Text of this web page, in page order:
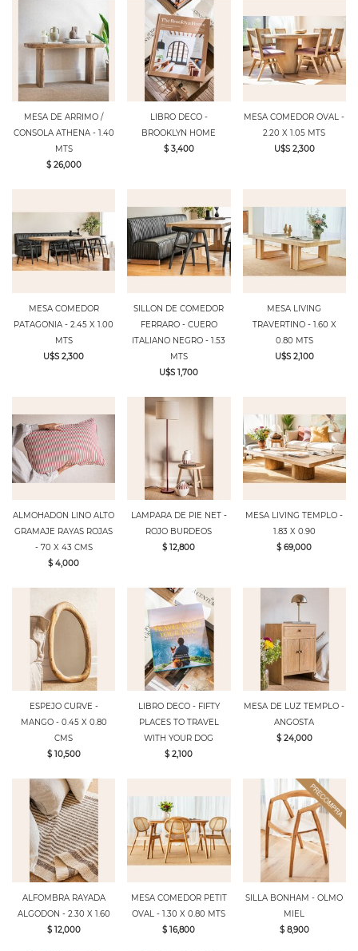
MESA DE ARRIMO /
CONSOLA ATHENA - 1.40
MTS
$ 26,000
LIBRO DECO -
BROOKLYN HOME
$ 3,400
MESA COMEDOR OVAL -
2.20 X 1.05 MTS
U$S 2,300
MESA COMEDOR
PATAGONIA - 2.45 X 1.00
MTS
U$S 2,300
SILLON DE COMEDOR
FERRARO - CUERO
ITALIANO NEGRO - 1.53
MTS
U$S 1,700
MESA LIVING
TRAVERTINO - 1.60 X
0.80 MTS
U$S 2,100
ALMOHADON LINO ALTO
GRAMAJE RAYAS ROJAS
- 70 X 43 CMS
$ 4,000
LAMPARA DE PIE NET -
ROJO BURDEOS
$ 12,800
MESA LIVING TEMPLO -
1.83 X 0.90
$ 69,000
ESPEJO CURVE -
MANGO - 0.45 X 0.80
CMS
$ 10,500
LIBRO DECO - FIFTY
PLACES TO TRAVEL
WITH YOUR DOG
$ 2,100
MESA DE LUZ TEMPLO -
ANGOSTA
$ 24,000
ALFOMBRA RAYADA
ALGODON - 2.30 X 1.60
$ 12,000
MESA COMEDOR PETIT
OVAL - 1.30 X 0.80 MTS
$ 16,800
SILLA BONHAM - OLMO
MIEL
$ 8,900